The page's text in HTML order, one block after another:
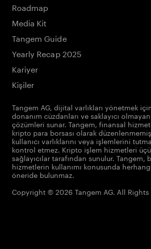
Roadmap
Media Kit
Tangem Guide
Yearly Recap 2025
Kariyer
Kişiler
Tangem AG, dijital varlıkları yönetmek
donanım cüzdanları ve saklayıcı olmayan
çözümleri sunar. Tangem, finansal hizmet
kripto para borsası olarak
kullanıcı varlıklarını veya işlemlerini
kontrol etmez. Kripto işlem hizmetleri
sağlayıcılar tarafından sunulur. Tangem,
hizmetlerin kullanımı konusunda
öneride bulunmaz.